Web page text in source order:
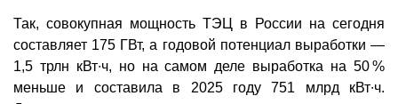
Так, совокупная мощность ТЭЦ в России на сегодня
составляет 175 ГВт, а годовой потенциал выработки —
1,5 трлн кВт∙ч, но на самом деле выработка на 50 %
меньше и составила в 2025 году 751 млрд кВт∙ч.